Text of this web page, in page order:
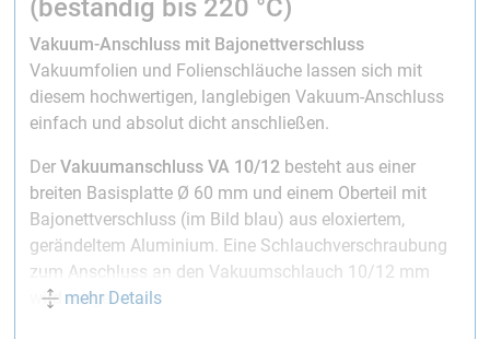
(beständig bis 220 °C)
Vakuum-Anschluss mit Bajonettverschluss
Vakuumfolien und Folienschläuche lassen sich mit
diesem hochwertigen, langlebigen Vakuum-Anschluss
einfach und absolut dicht anschließen.
Der Vakuumanschluss VA 10/12 besteht aus einer
breiten Basisplatte Ø 60 mm und einem Oberteil mit
Bajonettverschluss (im Bild blau) aus eloxiertem,
gerändeltem Aluminium. Eine Schlauchverschraubung
zum Anschluss an den Vakuumschlauch 10/12 mm
wird mitgeliefert.
mehr Details